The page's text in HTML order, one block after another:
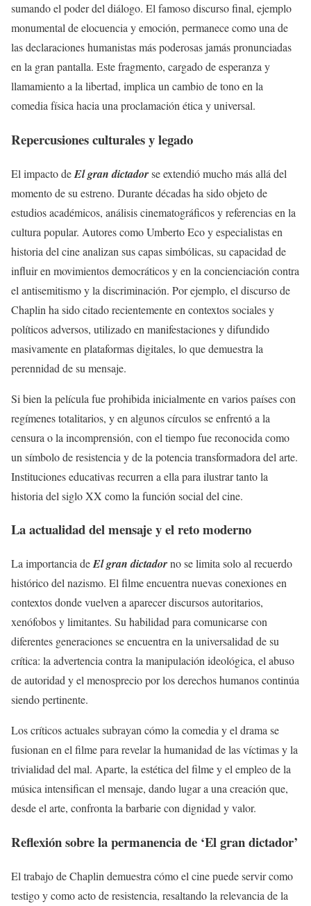
sumando el poder del diálogo. El famoso discurso final, ejemplo
monumental de elocuencia y emoción, permanece como una de
las declaraciones humanistas más poderosas jamás pronunciadas
en la gran pantalla. Este fragmento, cargado de esperanza y
llamamiento a la libertad, implica un cambio de tono en la
comedia física hacia una proclamación ética y universal.
Repercusiones culturales y legado
El impacto deEl gran dictadorse extendió mucho más allá del
momento de su estreno. Durante décadas ha sido objeto de
estudios académicos, análisis cinematográficos y referencias en la
cultura popular. Autores como Umberto Eco y especialistas en
historia del cine analizan sus capas simbólicas, su capacidad de
influir en movimientos democráticos y en la concienciación contra
el antisemitismo y la discriminación. Por ejemplo, el discurso de
Chaplin ha sido citado recientemente en contextos sociales y
políticos adversos, utilizado en manifestaciones y difundido
masivamente en plataformas digitales, lo que demuestra la
perennidad de su mensaje.
Si bien la película fue prohibida inicialmente en varios países con
regímenes totalitarios, y en algunos círculos se enfrentó a la
censura o la incomprensión, con el tiempo fue reconocida como
un símbolo de resistencia y de la potencia transformadora del arte.
Instituciones educativas recurren a ella para ilustrar tanto la
historia del siglo XX como la función social del cine.
La actualidad del mensaje y el reto moderno
La importancia deEl gran dictadorno se limita solo al recuerdo
histórico del nazismo. El filme encuentra nuevas conexiones en
contextos donde vuelven a aparecer discursos autoritarios,
xenófobos y limitantes. Su habilidad para comunicarse con
diferentes generaciones se encuentra en la universalidad de su
crítica: la advertencia contra la manipulación ideológica, el abuso
de autoridad y el menosprecio por los derechos humanos continúa
siendo pertinente.
Los críticos actuales subrayan cómo la comedia y el drama se
fusionan en el filme para revelar la humanidad de las víctimas y la
trivialidad del mal. Aparte, la estética del filme y el empleo de la
música intensifican el mensaje, dando lugar a una creación que,
desde el arte, confronta la barbarie con dignidad y valor.
Reflexión sobre la permanencia de ‘El gran dictador’
El trabajo de Chaplin demuestra cómo el cine puede servir como
testigo y como acto de resistencia, resaltando la relevancia de la